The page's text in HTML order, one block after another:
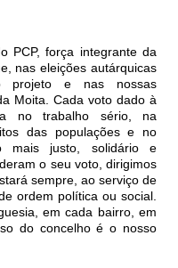
PCP, força integrante da
nas eleições autárquicas
projeto e nas nossas
Moita. Cada voto dado à
no trabalho sério, na
das populações e no
mais justo, solidário e
o seu voto, dirigimos
sempre, ao serviço de
ordem política ou social.
em cada bairro, em
do concelho é o nosso